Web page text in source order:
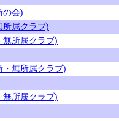
の会)
所属クラブ)
無所属クラブ)
無所属クラブ)
無所属クラブ)